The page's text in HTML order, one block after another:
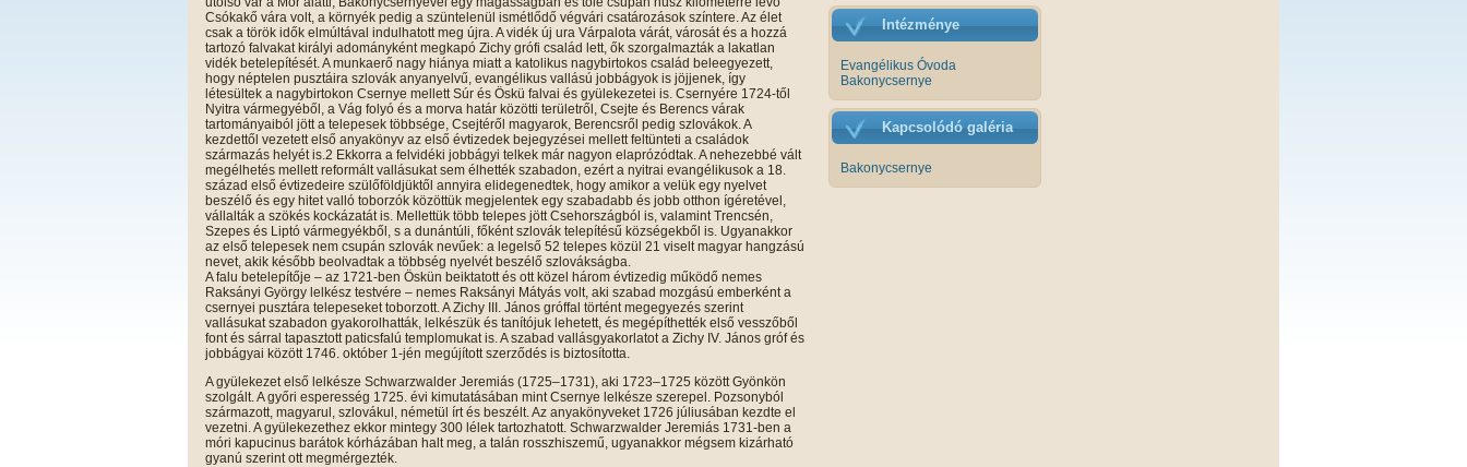
Csókakő vára volt, a környék pedig a szüntelenül ismétlődő végvári csatározások színtere. Az élet
csak a török idők elmúltával indulhatott meg újra. A vidék új ura Várpalota várát, városát és a hozzá
tartozó falvakat királyi adományként megkapó Zichy grófi család lett, ők szorgalmazták a lakatlan
vidék betelepítését. A munkaerő nagy hiánya miatt a katolikus nagybirtokos család beleegyezett,
hogy néptelen pusztáira szlovák anyanyelvű, evangélikus vallású jobbágyok is jöjjenek, így
létesültek a nagybirtokon Csernye mellett Súr és Öskü falvai és gyülekezetei is. Csernyére 1724-től
Nyitra vármegyéből, a Vág folyó és a morva határ közötti területről, Csejte és Berencs várak
tartományaiból jött a telepesek többsége, Csejtéről magyarok, Berencsről pedig szlovákok. A
kezdettől vezetett első anyakönyv az első évtizedek bejegyzései mellett feltünteti a családok
származás helyét is.2 Ekkorra a felvidéki jobbágyi telkek már nagyon elaprózódtak. A nehezebbé vált
megélhetés mellett reformált vallásukat sem élhették szabadon, ezért a nyitrai evangélikusok a 18.
század első évtizedeire szülőföldjüktől annyira elidegenedtek, hogy amikor a velük egy nyelvet
beszélő és egy hitet valló toborzók közöttük megjelentek egy szabadabb és jobb otthon ígéretével,
vállalták a szökés kockázatát is. Mellettük több telepes jött Csehországból is, valamint Trencsén,
Szepes és Liptó vármegyékből, s a dunántúli, főként szlovák telepítésű községekből is. Ugyanakkor
az első telepesek nem csupán szlovák nevűek: a legelső 52 telepes közül 21 viselt magyar hangzású
nevet, akik később beolvadtak a többség nyelvét beszélő szlovákságba.
A falu betelepítője – az 1721-ben Öskün beiktatott és ott közel három évtizedig működő nemes
Raksányi György lelkész testvére – nemes Raksányi Mátyás volt, aki szabad mozgású emberként a
csernyei pusztára telepeseket toborzott. A Zichy III. János gróffal történt megegyezés szerint
vallásukat szabadon gyakorolhatták, lelkészük és tanítójuk lehetett, és megépíthették első vesszőből
font és sárral tapasztott paticsfalú templomukat is. A szabad vallásgyakorlatot a Zichy IV. János gróf és
jobbágyai között 1746. október 1-jén megújított szerződés is biztosította.
A gyülekezet első lelkésze Schwarzwalder Jeremiás (1725–1731), aki 1723–1725 között Gyönkön
szolgált. A győri esperesség 1725. évi kimutatásában mint Csernye lelkésze szerepel. Pozsonyból
származott, magyarul, szlovákul, németül írt és beszélt. Az anyakönyveket 1726 júliusában kezdte el
vezetni. A gyülekezethez ekkor mintegy 300 lélek tartozhatott. Schwarzwalder Jeremiás 1731-ben a
móri kapucinus barátok kórházában halt meg, a talán rosszhiszemű, ugyanakkor mégsem kizárható
gyanú szerint ott megmérgezték.
Intézménye
Evangélikus Óvoda
Bakonycsernye
Kapcsolódó galéria
Bakonycsernye